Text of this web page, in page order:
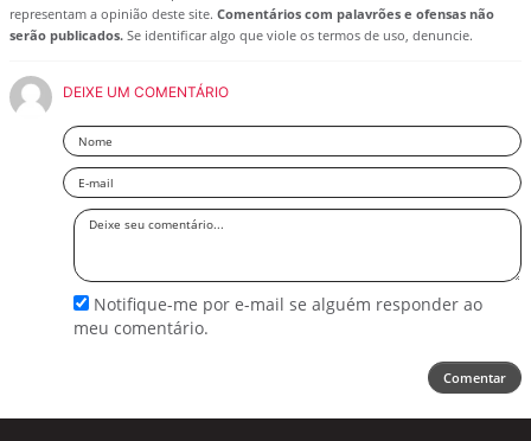
representam a opinião deste site. Comentários com palavrões e ofensas não
serão publicados. Se identificar algo que viole os termos de uso, denuncie.
DEIXE UM COMENTÁRIO
Nome
Email
Deixe
Notifique-me por e-mail se alguém responder ao
meu comentário.
Comentar